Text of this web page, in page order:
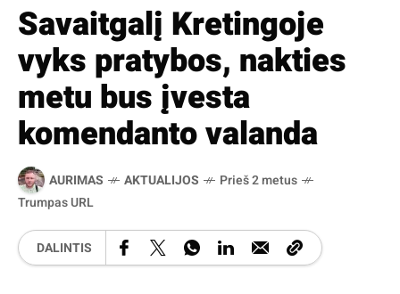
Savaitgalį Kretingoje
vyks pratybos, nakties
metu bus įvesta
komendanto valanda
AURIMAS AKTUALIJOS
Prieš 2 metus
Trumpas URL
DALINTIS